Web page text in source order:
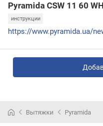
Pyramida CSW 11 60 WH
инструкции
Вытяжки Pyramida